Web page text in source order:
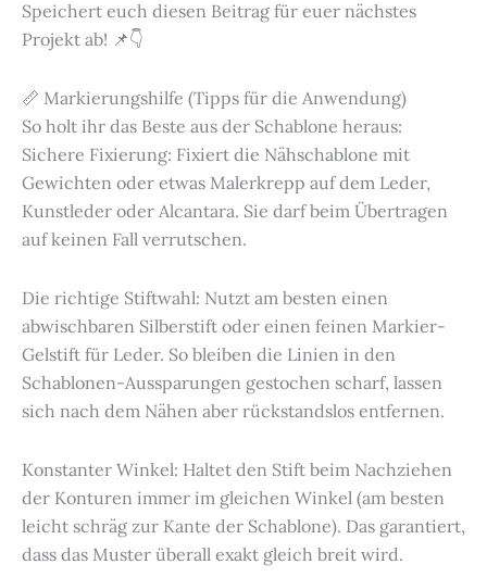
Speichert euch diesen Beitrag für euer nächstes
Projekt ab! 📌👇
📏 Markierungshilfe (Tipps für die Anwendung)
So holt ihr das Beste aus der Schablone heraus:
Sichere Fixierung: Fixiert die Nähschablone mit
Gewichten oder etwas Malerkrepp auf dem Leder,
Kunstleder oder Alcantara. Sie darf beim Übertragen
auf keinen Fall verrutschen.
Die richtige Stiftwahl: Nutzt am besten einen
abwischbaren Silberstift oder einen feinen Markier-
Gelstift für Leder. So bleiben die Linien in den
Schablonen-Aussparungen gestochen scharf, lassen
sich nach dem Nähen aber rückstandslos entfernen.
Konstanter Winkel: Haltet den Stift beim Nachziehen
der Konturen immer im gleichen Winkel (am besten
leicht schräg zur Kante der Schablone). Das garantiert,
dass das Muster überall exakt gleich breit wird.